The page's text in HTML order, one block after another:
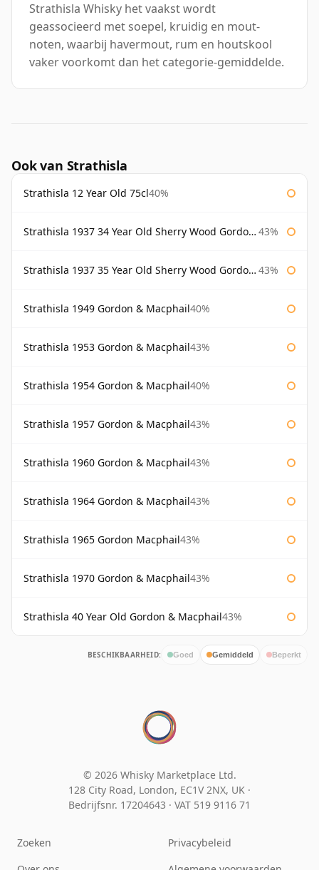
Strathisla Whisky het vaakst wordt
geassocieerd met soepel, kruidig en mout-
noten, waarbij havermout, rum en houtskool
vaker voorkomt dan het categorie-gemiddelde.
Ook van Strathisla
Strathisla 12 Year Old 75cl40%
Strathisla 1937 34 Year Old Sherry Wood Gordon & Macphail Connoisseurs Choice 43%
Strathisla 1937 35 Year Old Sherry Wood Gordon & Macphail Connoisseurs Choice 43%
Strathisla 1949 Gordon & Macphail40%
Strathisla 1953 Gordon & Macphail43%
Strathisla 1954 Gordon & Macphail40%
Strathisla 1957 Gordon & Macphail43%
Strathisla 1960 Gordon & Macphail43%
Strathisla 1964 Gordon & Macphail43%
Strathisla 1965 Gordon Macphail43%
Strathisla 1970 Gordon & Macphail43%
Strathisla 40 Year Old Gordon & Macphail43%
BESCHIKBAARHEID: Goed Gemiddeld Beperkt
© 2026 Whisky Marketplace Ltd.
128 City Road, London, EC1V 2NX, UK ·
Bedrijfsnr. 17204643 · VAT 519 9116 71
Zoeken
Privacybeleid